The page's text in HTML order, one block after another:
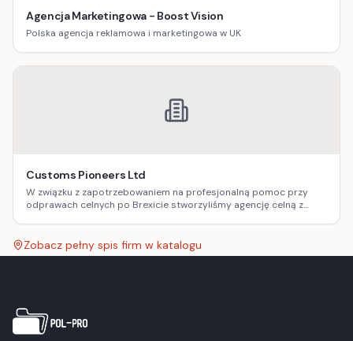
Agencja Marketingowa - Boost Vision
Polska agencja reklamowa i marketingowa w UK
Customs Pioneers Ltd
W związku z zapotrzebowaniem na profesjonalną pomoc przy
odprawach celnych po Brexicie stworzyliśmy agencję celną z
pieniądze.
Zobacz pełny spis firm w katalogu